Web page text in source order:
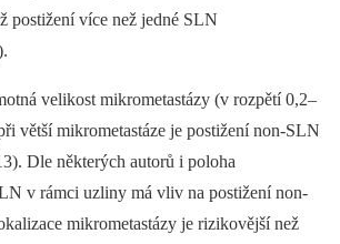
postižení více než jedné SLN
velikost mikrometastázy (v rozpětí 0,2–
větší mikrometastáze je postižení non-SLN
Dle některých autorů i poloha
v rámci uzliny má vliv na postižení non-
mikrometastázy je rizikovější než